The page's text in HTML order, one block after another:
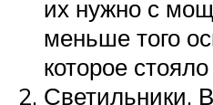
их нужно с
меньше того
которое
Светильники.